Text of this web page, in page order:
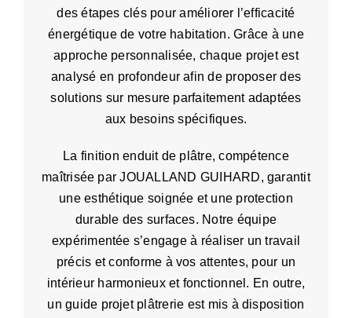
des étapes clés pour améliorer l’efficacité
énergétique de votre habitation. Grâce à une
approche personnalisée, chaque projet est
analysé en profondeur afin de proposer des
solutions sur mesure parfaitement adaptées
aux besoins spécifiques.
La finition enduit de plâtre, compétence
maîtrisée par JOUALLAND GUIHARD, garantit
une esthétique soignée et une protection
durable des surfaces. Notre équipe
expérimentée s’engage à réaliser un travail
précis et conforme à vos attentes, pour un
intérieur harmonieux et fonctionnel. En outre,
un guide projet plâtrerie est mis à disposition